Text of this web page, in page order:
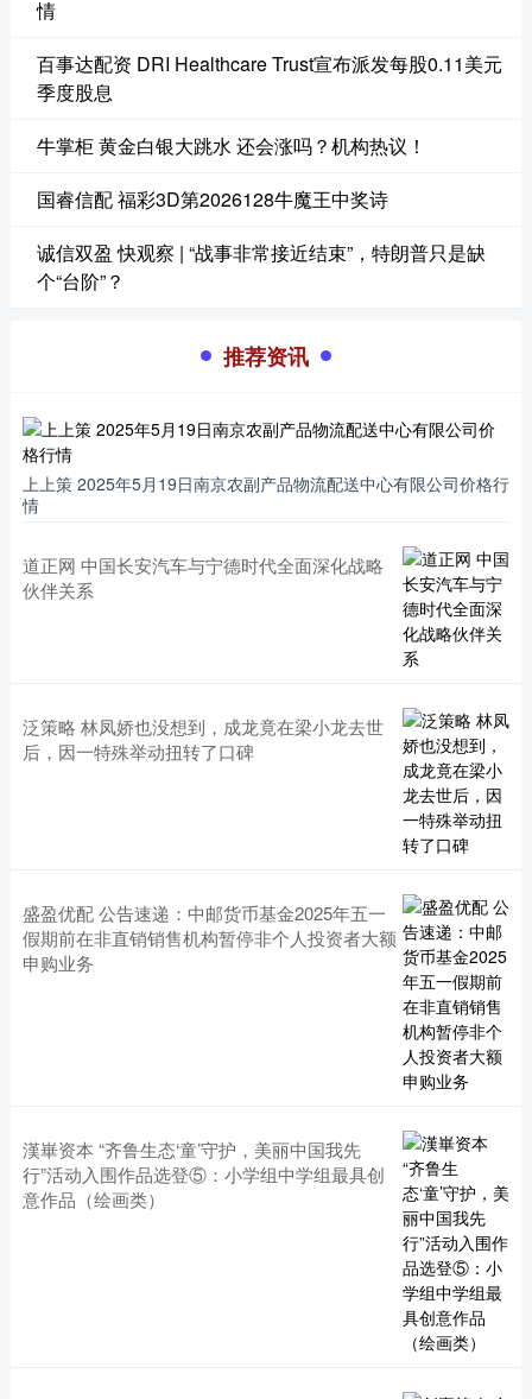
情
百事达配资 DRI Healthcare Trust宣布派发每股0.11美元
季度股息
牛掌柜 黄金白银大跳水 还会涨吗？机构热议！
国睿信配 福彩3D第2026128牛魔王中奖诗
诚信双盈 快观察 | “战事非常接近结束”，特朗普只是缺
个“台阶”？
推荐资讯
上上策 2025年5月19日南京农副产品物流配送中心有限公司价格行
情
道正网 中国长安汽车与宁德时代全面深化战略
伙伴关系
泛策略 林凤娇也没想到，成龙竟在梁小龙去世
后，因一特殊举动扭转了口碑
盛盈优配 公告速递：中邮货币基金2025年五一
假期前在非直销销售机构暂停非个人投资者大额
申购业务
漢崋资本 “齐鲁生态‘童’守护，美丽中国我先
行”活动入围作品选登⑤：小学组中学组最具创
意作品（绘画类）